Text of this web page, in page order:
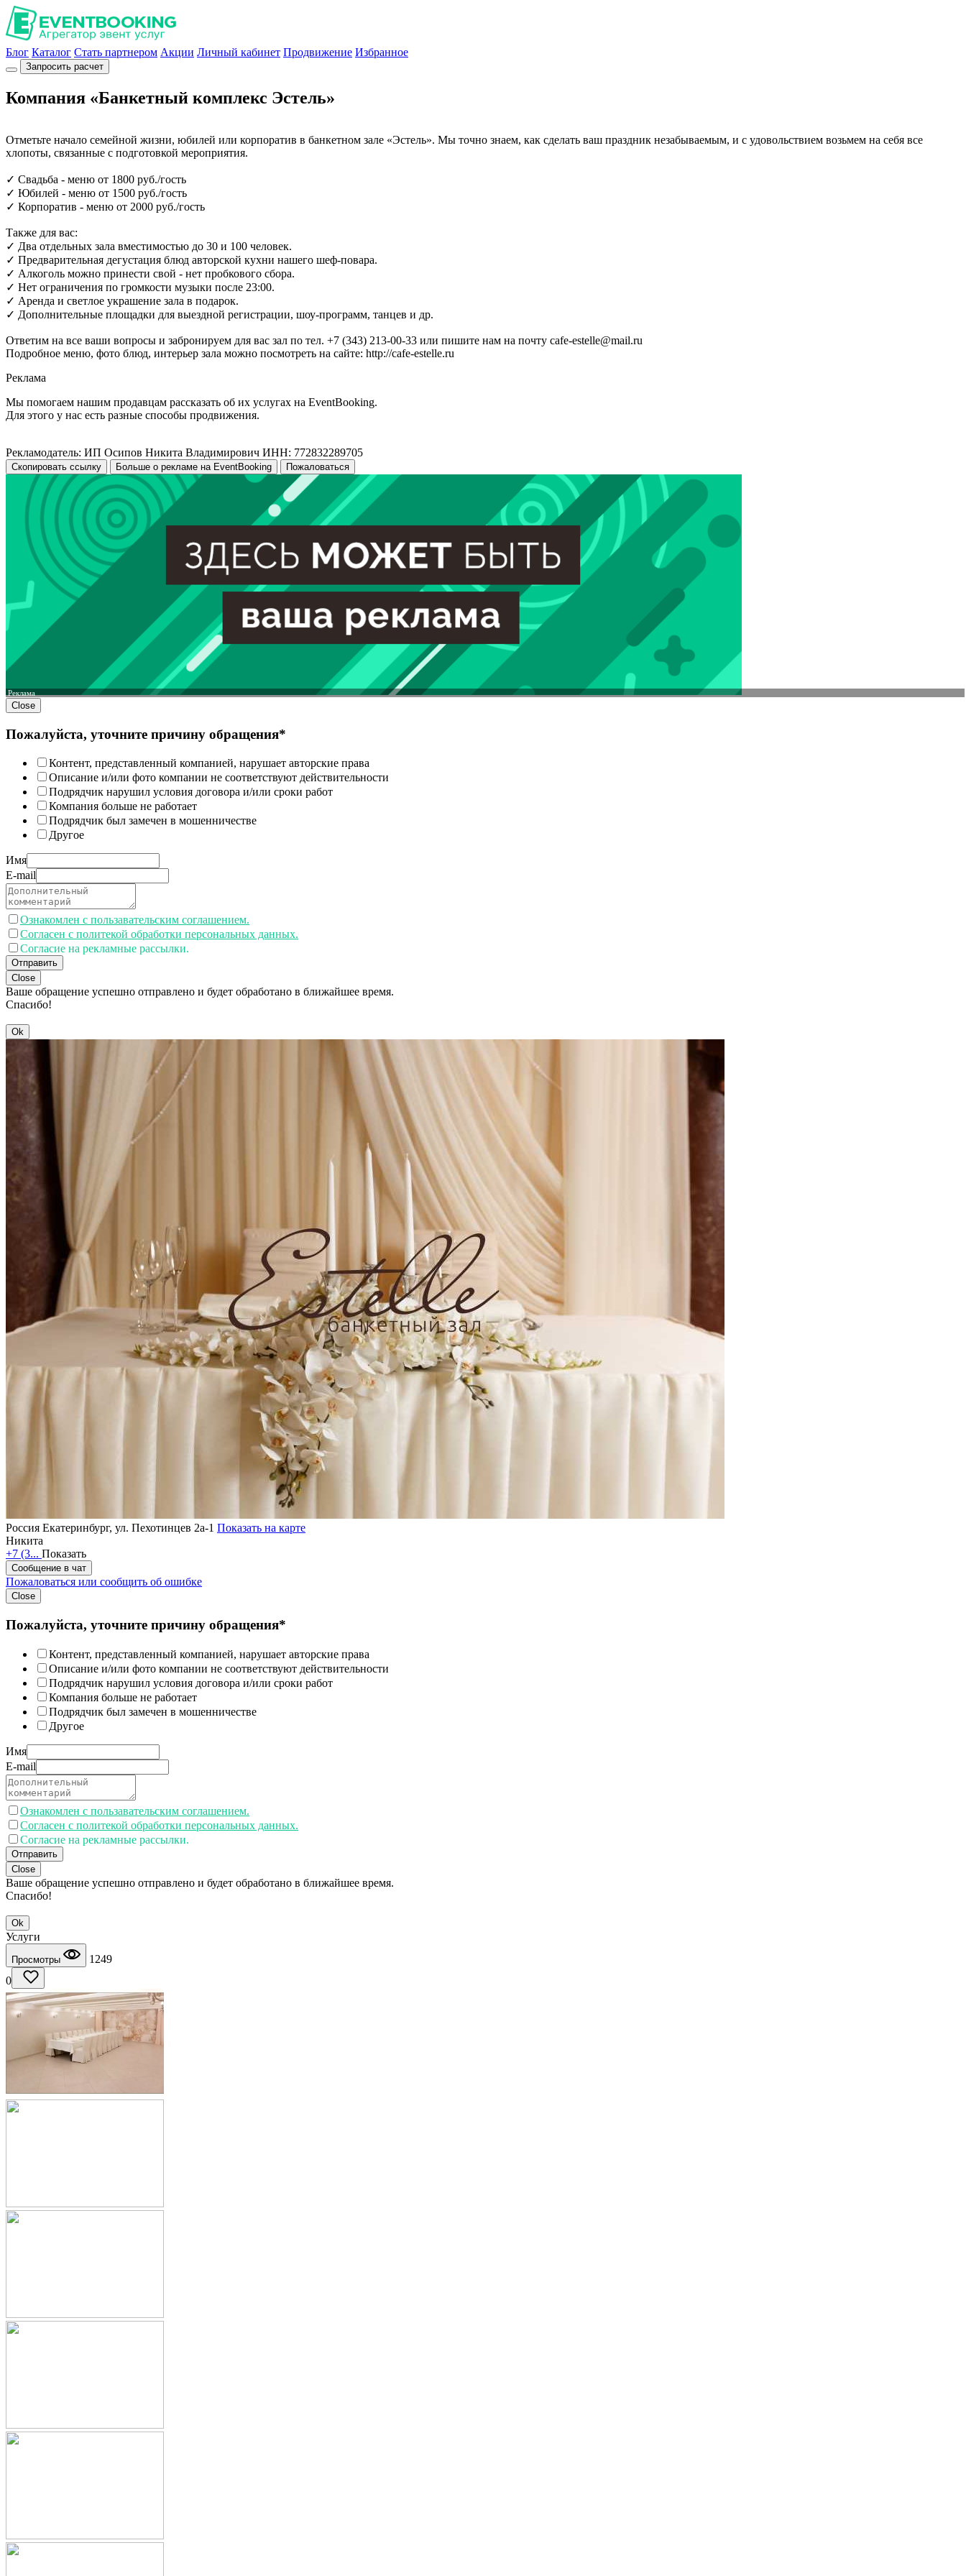
Блог Каталог Стать партнером Акции Личный кабинет Продвижение Избранное
Запросить расчет
Компания «Банкетный комплекс Эстель»
Отметьте начало семейной жизни, юбилей или корпоратив в банкетном зале «Эстель». Мы точно знаем, как сделать ваш праздник незабываемым, и с удовольствием возьмем на себя все
хлопоты, связанные с подготовкой мероприятия.
✓ Свадьба - меню от 1800 руб./гость
✓ Юбилей - меню от 1500 руб./гость
✓ Корпоратив - меню от 2000 руб./гость
Также для вас:
✓ Два отдельных зала вместимостью до 30 и 100 человек.
✓ Предварительная дегустация блюд авторской кухни нашего шеф-повара.
✓ Алкоголь можно принести свой - нет пробкового сбора.
✓ Нет ограничения по громкости музыки после 23:00.
✓ Аренда и светлое украшение зала в подарок.
✓ Дополнительные площадки для выездной регистрации, шоу-программ, танцев и др.
Ответим на все ваши вопросы и забронируем для вас зал по тел. +7 (343) 213-00-33 или пишите нам на почту cafe-estelle@mail.ru
Подробное меню, фото блюд, интерьер зала можно посмотреть на сайте: http://cafe-estelle.ru
Реклама
Мы помогаем нашим продавцам рассказать об их услугах на EventBooking.
Для этого у нас есть разные способы продвижения.
Рекламодатель: ИП Осипов Никита Владимирович ИНН: 772832289705
Скопировать ссылку Больше о рекламе на EventBooking Пожаловаться
Реклама
Close
Пожалуйста, уточните причину обращения*
Контент, представленный компанией, нарушает авторские права
Описание и/или фото компании не соответствуют действительности
Подрядчик нарушил условия договора и/или сроки работ
Компания больше не работает
Подрядчик был замечен в мошенничестве
Другое
Имя
E-mail
Ознакомлен с пользавательским соглашением.
Согласен с политекой обработки персональных данных.
Согласие на рекламные рассылки.
Отправить
Close
Ваше обращение успешно отправлено и будет обработано в ближайшее время.
Спасибо!
Ok
Россия Екатеринбург, ул. Пехотинцев 2а-1 Показать на карте
Никита
+7 (3... Показать
Сообщение в чат
Пожаловаться или сообщить об ошибке
Close
Пожалуйста, уточните причину обращения*
Контент, представленный компанией, нарушает авторские права
Описание и/или фото компании не соответствуют действительности
Подрядчик нарушил условия договора и/или сроки работ
Компания больше не работает
Подрядчик был замечен в мошенничестве
Другое
Имя
E-mail
Ознакомлен с пользавательским соглашением.
Согласен с политекой обработки персональных данных.
Согласие на рекламные рассылки.
Отправить
Close
Ваше обращение успешно отправлено и будет обработано в ближайшее время.
Спасибо!
Ok
Услуги
Просмотры
1249
0